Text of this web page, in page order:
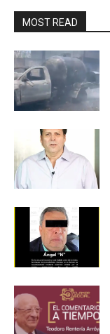
MOST READ